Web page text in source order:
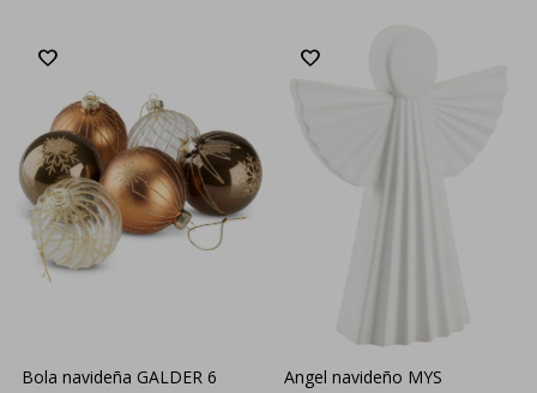
Bola navideña GALDER 6
Angel navideño MYS